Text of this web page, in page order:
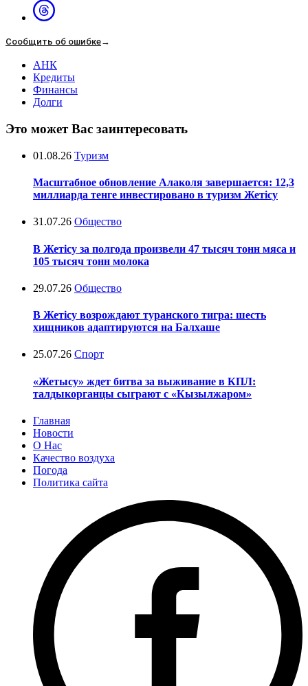
Сообщить об ошибке→
АНК
Кредиты
Финансы
Долги
Это может Вас заинтересовать
01.08.26 Туризм
Масштабное обновление Алаколя завершается: 12,3
миллиарда тенге инвестировано в туризм Жетісу
31.07.26 Общество
В Жетісу за полгода произвели 47 тысяч тонн мяса и
105 тысяч тонн молока
29.07.26 Общество
В Жетісу возрождают туранского тигра: шесть
хищников адаптируются на Балхаше
25.07.26 Спорт
«Жетысу» ждет битва за выживание в КПЛ:
талдыкорганцы сыграют с «Кызылжаром»
Главная
Новости
О Нас
Качество воздуха
Погода
Политика сайта